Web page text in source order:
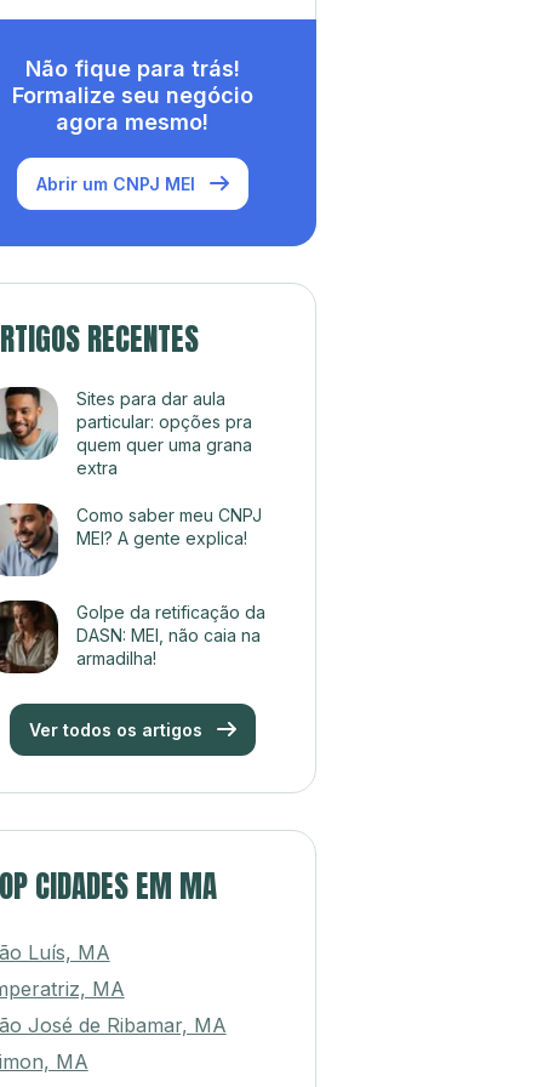
Não fique para trás!
Formalize seu negócio
agora mesmo!
Abrir um CNPJ MEI
RECENTES
Sites para dar aula
particular: opções pra
quem quer uma grana
extra
Como saber meu CNPJ
MEI? A gente explica!
Golpe da retificação da
DASN: MEI, não caia na
armadilha!
Ver todos os artigos
CIDADES EM MA
Luís, MA
MA
José de Ribamar, MA
MA